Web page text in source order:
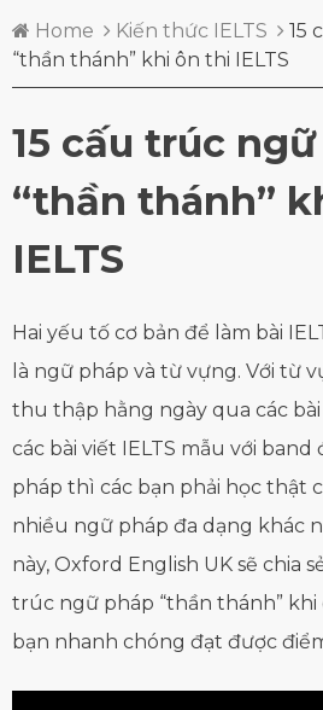
Home Kiến thức IELTS
15
“thần thánh” khi ôn thi IELTS
15 cấu trúc
“thần thánh”
IELTS
Hai yếu tố cơ bản để làm bài
là ngữ pháp và từ vựng. Với từ
thu thập hằng ngày qua các bài
các bài viết IELTS mẫu với band
pháp thì các bạn phải học thật
nhiều ngữ pháp đa dạng khác
này, Oxford English UK sẽ chia
trúc ngữ pháp “thần thánh” khi
bạn nhanh chóng đạt được